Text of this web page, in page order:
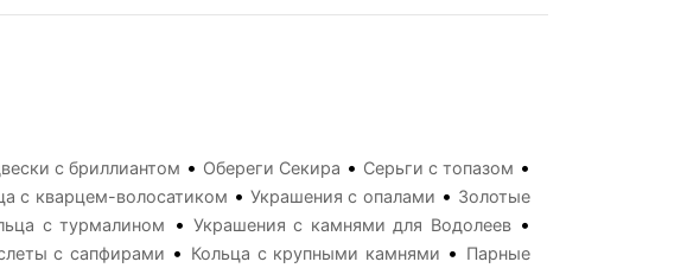
с бриллиантом • Обереги Секира • Серьги с топазом •
с кварцем-волосатиком •Украшения с опалами • Золотые
с турмалином •Украшения с камнями для Водолеев•
с сапфирами • Кольца с крупными камнями • Парные